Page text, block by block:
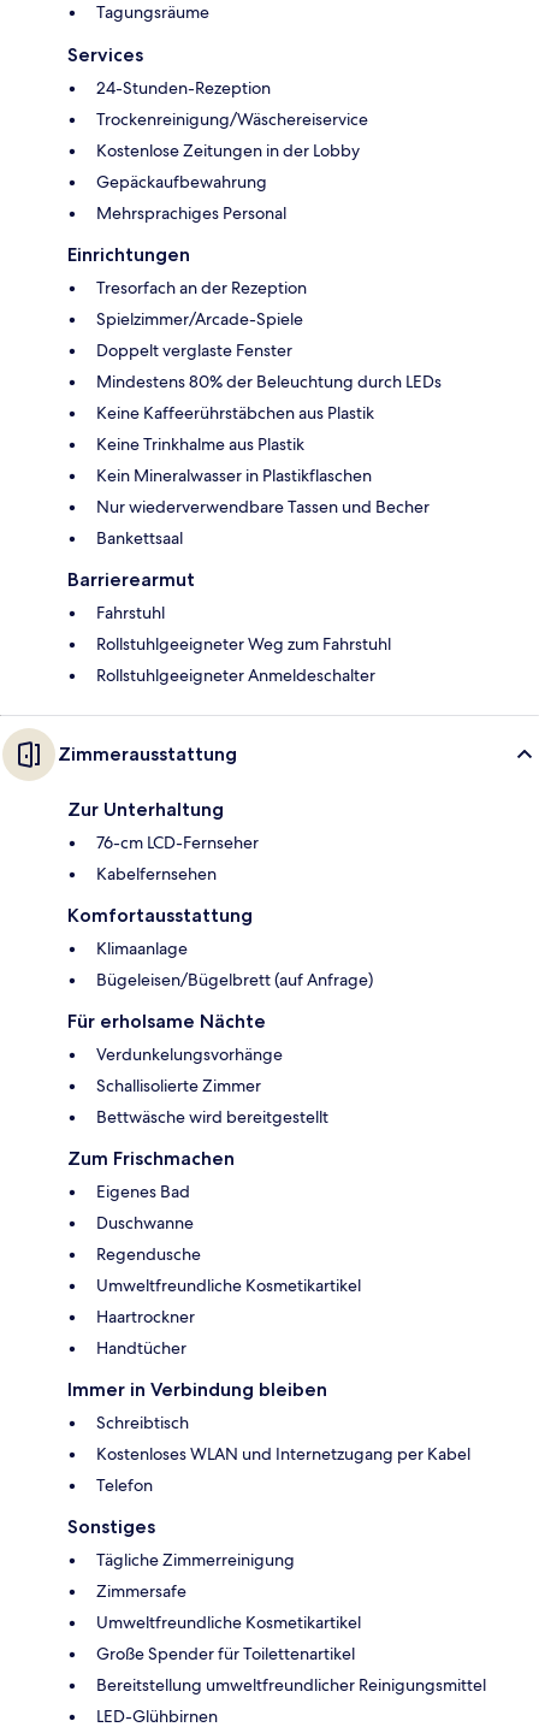
Tagungsräume
Services
24-Stunden-Rezeption
Trockenreinigung/Wäschereiservice
Kostenlose Zeitungen in der Lobby
Gepäckaufbewahrung
Mehrsprachiges Personal
Einrichtungen
Tresorfach an der Rezeption
Spielzimmer/Arcade-Spiele
Doppelt verglaste Fenster
Mindestens 80% der Beleuchtung durch LEDs
Keine Kaffeerührstäbchen aus Plastik
Keine Trinkhalme aus Plastik
Kein Mineralwasser in Plastikflaschen
Nur wiederverwendbare Tassen und Becher
Bankettsaal
Barrierearmut
Fahrstuhl
Rollstuhlgeeigneter Weg zum Fahrstuhl
Rollstuhlgeeigneter Anmeldeschalter
Zimmerausstattung
Zur Unterhaltung
76-cm LCD-Fernseher
Kabelfernsehen
Komfortausstattung
Klimaanlage
Bügeleisen/Bügelbrett (auf Anfrage)
Für erholsame Nächte
Verdunkelungsvorhänge
Schallisolierte Zimmer
Bettwäsche wird bereitgestellt
Zum Frischmachen
Eigenes Bad
Duschwanne
Regendusche
Umweltfreundliche Kosmetikartikel
Haartrockner
Handtücher
Immer in Verbindung bleiben
Schreibtisch
Kostenloses WLAN und Internetzugang per Kabel
Telefon
Sonstiges
Tägliche Zimmerreinigung
Zimmersafe
Umweltfreundliche Kosmetikartikel
Große Spender für Toilettenartikel
Bereitstellung umweltfreundlicher Reinigungsmittel
LED-Glühbirnen